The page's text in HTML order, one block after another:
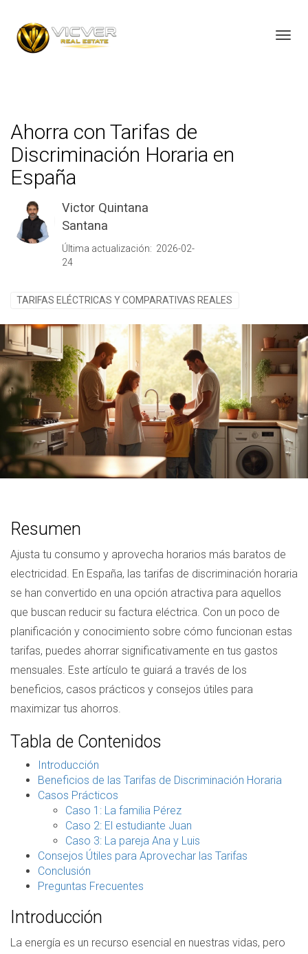
Ahorra con Tarifas de
Discriminación Horaria en
España
Victor Quintana
Santana
Última actualización: 2026-02-
24
TARIFAS ELÉCTRICAS Y COMPARATIVAS REALES
Resumen
Ajusta tu consumo y aprovecha horarios más baratos de
electricidad. En España, las tarifas de discriminación horaria
se han convertido en una opción atractiva para aquellos
que buscan reducir su factura eléctrica. Con un poco de
planificación y conocimiento sobre cómo funcionan estas
tarifas, puedes ahorrar significativamente en tus gastos
mensuales. Este artículo te guiará a través de los
beneficios, casos prácticos y consejos útiles para
maximizar tus ahorros.
Tabla de Contenidos
Introducción
Beneficios de las Tarifas de Discriminación Horaria
Casos Prácticos
Caso 1: La familia Pérez
Caso 2: El estudiante Juan
Caso 3: La pareja Ana y Luis
Consejos Útiles para Aprovechar las Tarifas
Conclusión
Preguntas Frecuentes
Introducción
La energía es un recurso esencial en nuestras vidas, pero